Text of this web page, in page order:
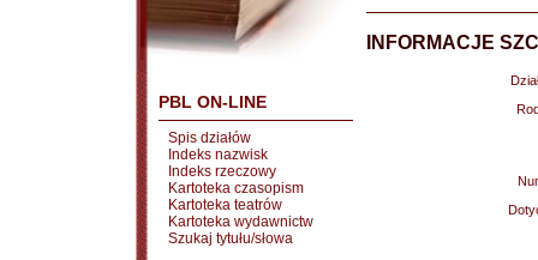
PBL ON-LINE
Spis działów
Indeks nazwisk
Indeks rzeczowy
Kartoteka czasopism
Kartoteka teatrów
Kartoteka wydawnictw
Szukaj tytułu/słowa
INFORMACJE